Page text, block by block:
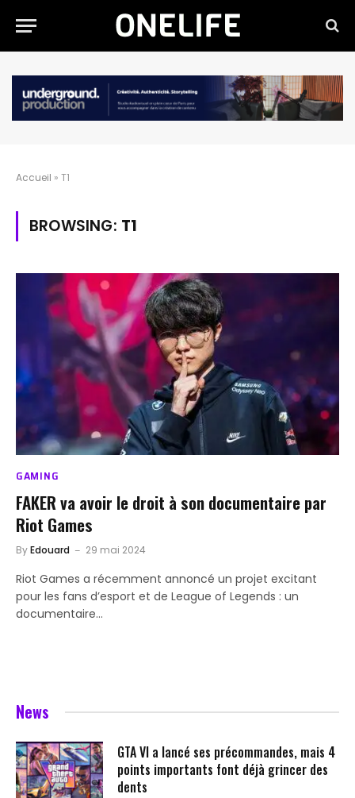
Accueil » T1
BROWSING: T1
GAMING
FAKER va avoir le droit à son documentaire par
Riot Games
ByEdouard 29 mai 2024
Riot Games a récemment annoncé un projet excitant
pour les fans d’esport et de League of Legends : un
documentaire…
News
GTA VI a lancé ses précommandes, mais 4
points importants font déjà grincer des
dents